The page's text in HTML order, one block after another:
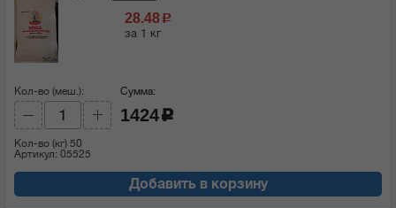
28.48c
за 1 кг
Кол-во (меш.):
Кол-во (кг) 50
Артикул: 05525
Сумма:
1424 c
Добавить в корзину